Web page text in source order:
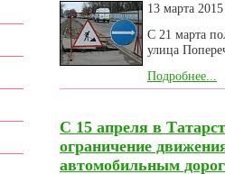
13 марта 2015
С 21 марта
улица
Подробнее...
С 15 апреля в
ограничение
автомобильным